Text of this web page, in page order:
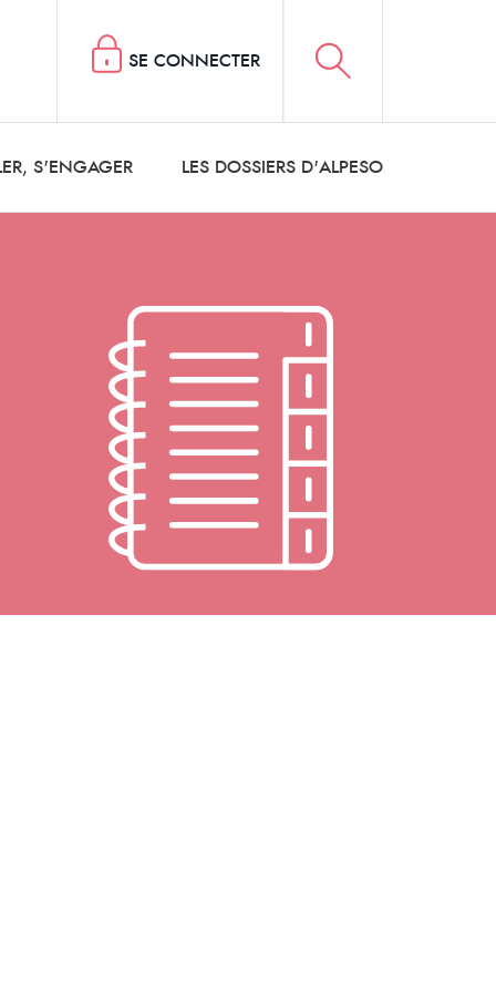
S'ENGAGER LES DOSSIERS D'ALPESO
SE CONNECTER